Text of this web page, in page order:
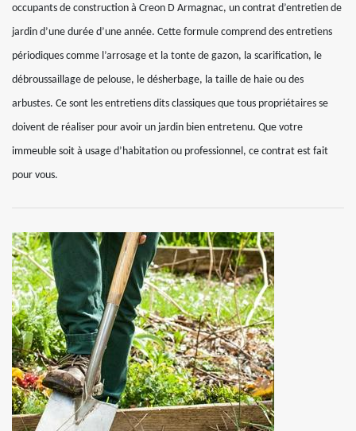
occupants de construction à Creon D Armagnac, un contrat d’entretien de
jardin d’une durée d’une année. Cette formule comprend des entretiens
périodiques comme l’arrosage et la tonte de gazon, la scarification, le
débroussaillage de pelouse, le désherbage, la taille de haie ou des
arbustes. Ce sont les entretiens dits classiques que tous propriétaires se
doivent de réaliser pour avoir un jardin bien entretenu. Que votre
immeuble soit à usage d’habitation ou professionnel, ce contrat est fait
pour vous.